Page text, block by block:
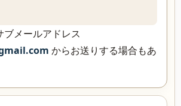
メールアドレス
からお送りする場合もあ